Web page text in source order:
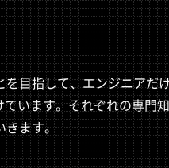
目指して、エンジニアだ
います。それぞれの専門
きます。